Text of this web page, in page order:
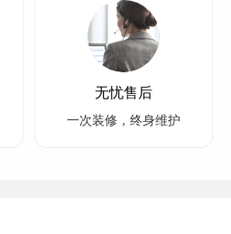
无忧售后
一次装修，终身维护